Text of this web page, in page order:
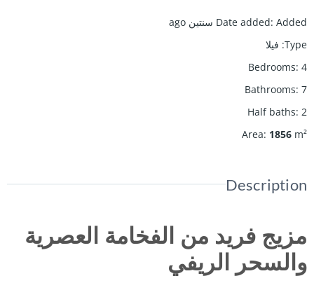
Date added: Added سنتين ago
Type
: فيلا
Bedrooms: 4
Bathrooms: 7
Half baths: 2
Area: 1856 m²
Description
مزيج فريد من الفخامة العصرية
والسحر الريفي